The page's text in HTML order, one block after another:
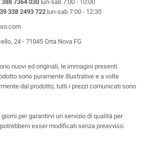
388 7364 030 lun-sab 7:00 - 10:00
338 2493 722 lun-sab 7:00 - 12:30
24 - 71045 Orta Nova FG
nuovi ed originali, le immagini presenti
sono puramente illustrative e a volte
dal prodotto, tutti i prezzi comunicati sono
per garantirvi un servizio di qualità per
esser modificati senza preavviso.